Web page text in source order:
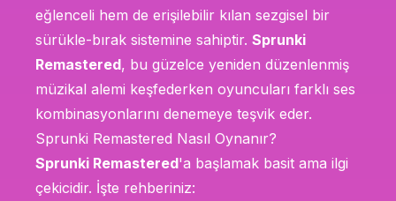
eğlenceli hem de erişilebilir kılan sezgisel bir
sürükle-bırak sistemine sahiptir. Sprunki
Remastered, bu güzelce yeniden düzenlenmiş
müzikal alemi keşfederken oyuncuları farklı ses
kombinasyonlarını denemeye teşvik eder.
Sprunki Remastered Nasıl Oynanır?
Sprunki Remastered'a başlamak basit ama ilgi
çekicidir. İşte rehberiniz: